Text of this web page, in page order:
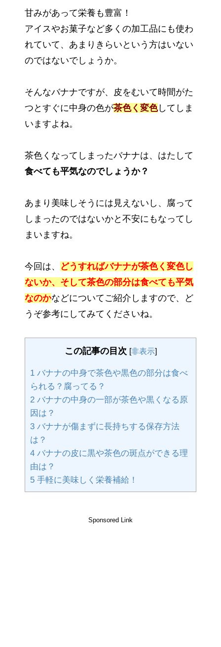
甘みがあって栄養も豊富！
アイスやお菓子など多くの加工品にも使わ
れていて、あまりきらいという方はいない
のではないでしょうか。
そんなバナナですが、皮をむいて時間がた
つとすぐに中身の色が茶色く変色してしま
いますよね。
茶色くなってしまったバナナは、はたして
食べても平気なのでしょうか？
あまり美味しそうには見えないし、腐って
しまったのではないかと不安にもなってし
まいますね。
今回は、 どうすればバナナが茶色く変色し
ないか、そして茶色の部分は食べても平気
なのかなどについてご紹介しますので、ど
うぞ参考にしてみてくださいね。
この記事の目次 [非表示]
1 バナナの中身で茶色や黒色の部分は食べ
られる？腐ってる？
2 バナナの中身の一部が茶色や黒くなる原
因は？
3 バナナが傷まずに長持ちする保存方法
は？
4 バナナの皮に黒や茶色の斑点ができる理
由は？
5 手軽に美味しく栄養補給！
Sponsored Link